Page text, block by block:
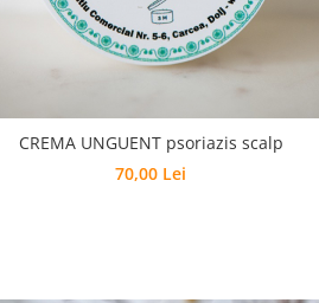
CREMA UNGUENT psoriazis scalp
70,00 Lei